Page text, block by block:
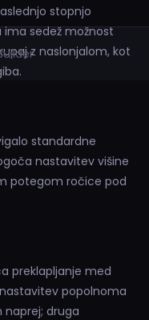
stopnjo
ima sedež možnost
z naslonjalom, kot
standardne
nastavitev višine
potegom ročice pod
preklapljanje med
popolnoma
druga